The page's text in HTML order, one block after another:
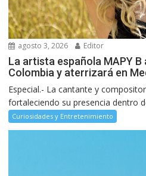
agosto 3, 2026 Editor
La artista española MAPY
Colombia y aterrizará en
Especial.- La cantante y
fortaleciendo su presencia dentro
Curiosidades y Entretenimiento